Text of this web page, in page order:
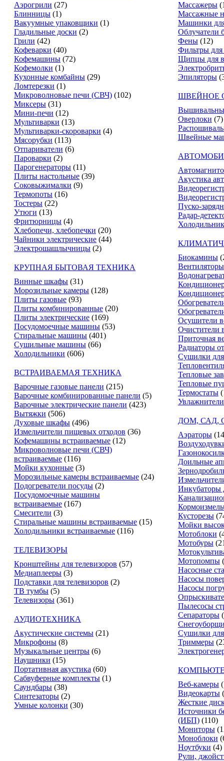
Аэрогрили (27)
Блинницы (1)
Вакуумные упаковщики (1)
Гладильные доски (2)
Грили (42)
Кофеварки (40)
Кофемашины (72)
Кофемолки (1)
Кухонные комбайны (29)
Ломтерезки (1)
Микроволновые печи (СВЧ) (102)
Миксеры (31)
Мини-печи (12)
Мультиварки (13)
Мультиварки-скороварки (4)
Мясорубки (113)
Отпариватели (6)
Пароварки (2)
Парогенераторы (11)
Плиты настольные (39)
Соковыжималки (9)
Термопоты (16)
Тостеры (22)
Утюги (13)
Фритюрницы (4)
Хлебопечи, хлебопечки (20)
Чайники электрические (44)
Электрошашлычницы (2)
КРУПНАЯ БЫТОВАЯ ТЕХНИКА
Винные шкафы (31)
Морозильные камеры (128)
Плиты газовые (93)
Плиты комбинированные (20)
Плиты электрические (169)
Посудомоечные машины (53)
Стиральные машины (401)
Сушильные машины (66)
Холодильники (606)
ВСТРАИВАЕМАЯ ТЕХНИКА
Варочные газовые панели (215)
Варочные комбинированные панели (5)
Варочные электрические панели (423)
Вытяжки (506)
Духовые шкафы (496)
Измельчители пищевых отходов (36)
Кофемашины встраиваемые (12)
Микроволновые печи (СВЧ)
встраиваемые (116)
Мойки кухонные (3)
Морозильные камеры встраиваемые (24)
Подогреватели посуды (2)
Посудомоечные машины
встраиваемые (167)
Смесители (3)
Стиральные машины встраиваемые (15)
Холодильники встраиваемые (116)
ТЕЛЕВИЗОРЫ
Кронштейны для телевизоров (57)
Медиаплееры (3)
Подставки для телевизоров (2)
ТВ тумбы (5)
Телевизоры (361)
АУДИОТЕХНИКА
Акустические системы (21)
Микрофоны (8)
Музыкальные центры (6)
Наушники (15)
Портативная акустика (60)
Сабвуферные комплекты (1)
Саундбары (38)
Синтезаторы (2)
Умные колонки (30)
Массажеры
Массажные
Машинки
Облучатели
Фены (12)
Фильтры
Щипцы для
Эпиляторы
ШВЕЙНОЕ
Оверлоки (7)
Швейные
Акустика
Пуско-
Радар-
Биокамины
Вентиляторы
Осушители
Очистители
Приточная
Радиаторы
Сушилки
Тепловые
Тепловые
Термостаты
ДОМ, САД,
Аэраторы
Доильные
Инкубаторы
Кусторезы
Мойки
Мотоблоки
Мотобуры
Мотопомпы
Насосные
Насосы
Насосы
Пылесосы
Сепараторы
Сушилки
Триммеры
Веб-камеры
Видеокарты
Жесткие
Источники
(ИБП) (110)
Мониторы
Моноблоки
Ноутбуки (4)
Рули,